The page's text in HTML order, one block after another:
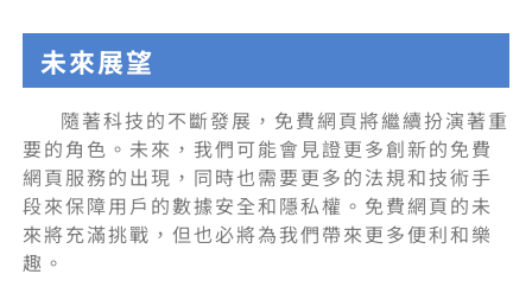
未來展望
隨著科技的不斷發展，免費網頁將繼續扮演著重
要的角色。未來，我們可能會見證更多創新的免費
網頁服務的出現，同時也需要更多的法規和技術手
段來保障用戶的數據安全和隱私權。免費網頁的未
來將充滿挑戰，但也必將為我們帶來更多便利和樂
趣。